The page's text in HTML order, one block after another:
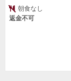
朝食なし
返金不可